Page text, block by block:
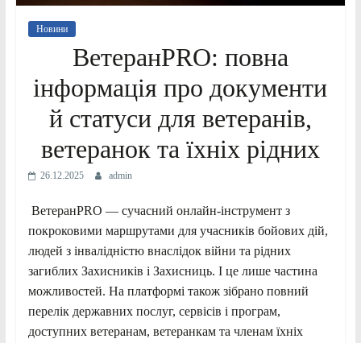
Новини
ВетеранPRO: повна
інформація про документи
й статуси для ветеранів,
ветеранок та їхніх рідних
26.12.2025 admin
ВетеранPRO — сучасний онлайн-інструмент з
покроковими маршрутами для учасників бойових дій,
людей з інвалідністю внаслідок війни та рідних
загиблих Захисників і Захисниць. І це лише частина
можливостей. На платформі також зібрано повний
перелік державних послуг, сервісів і програм,
доступних ветеранам, ветеранкам та членам їхніх